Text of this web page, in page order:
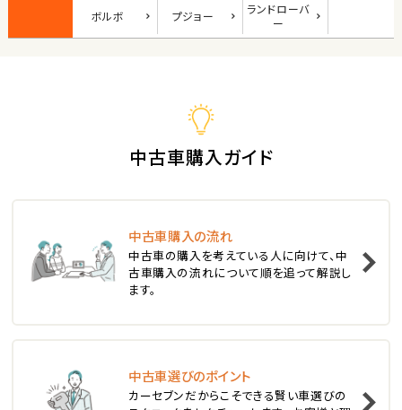
ロードスター
ホンダ
S660
1位
2位
ボルボ
プジョー ランドローバ
ー
中古車購入ガイド
中古車購入の流れ
中古車の購入を考えている人に向けて、中
古車購入の流れについて順を追って解説し
ます。
中古車選びのポイント
カーセブンだからこそできる賢い車選びの